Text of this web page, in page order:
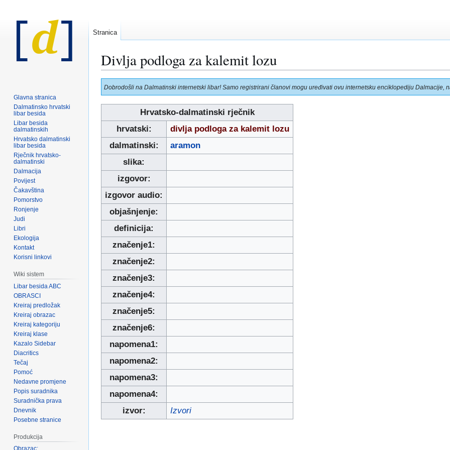
Divlja podloga za kalemit lozu
Prijeđi
na
navigaciju
Prijeđi
na
pretraživanje
Dobrodošli na Dalmatinski internetski libar! Samo registrirani članovi mogu uređivati ovu internetsku enciklopediju Dalmacije,
Hrvatsko-dalmatinski rječnik
hrvatski:
divlja podloga za kalemit lozu
dalmatinski:
aramon
slika:
izgovor:
izgovor audio:
objašnjenje:
definicija:
značenje1:
značenje2:
značenje3:
značenje4:
značenje5:
značenje6:
napomena1:
napomena2:
napomena3:
napomena4:
izvor:
Izvori
Stranica
Glavna stranica
Dalmatinsko hrvatski
libar besida
Libar besida
dalmatinskih
Hrvatsko dalmatinski
libar besida
Rječnik hrvatsko-
dalmatinski
Dalmacija
Povijest
Čakavština
Pomorstvo
Ronjenje
Judi
Libri
Ekologija
Kontakt
Korisni linkovi
Wiki sistem
Libar besida ABC
OBRASCI
Kreiraj predložak
Kreiraj obrazac
Kreiraj kategoriju
Kreiraj klase
Kazalo Sidebar
Diacritics
Tečaj
Pomoć
Nedavne promjene
Popis suradnika
Suradnička prava
Dnevnik
Posebne stranice
Produkcija